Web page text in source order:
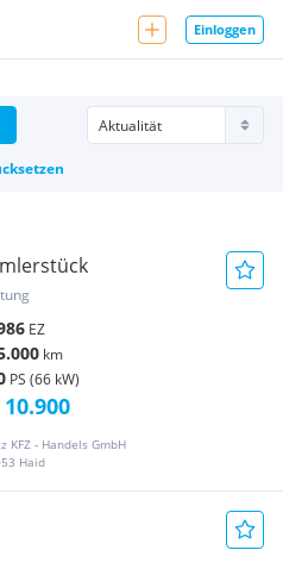
Einloggen
EZ
km
PS (66 kW)
KFZ - Handels GmbH
Haid